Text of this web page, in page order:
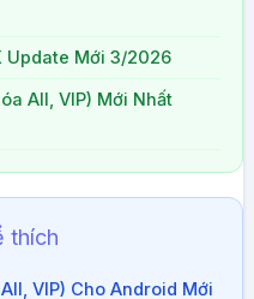
Update Mới 3/2026
All, VIP) Mới Nhất
thích
VIP) Cho Android Mới